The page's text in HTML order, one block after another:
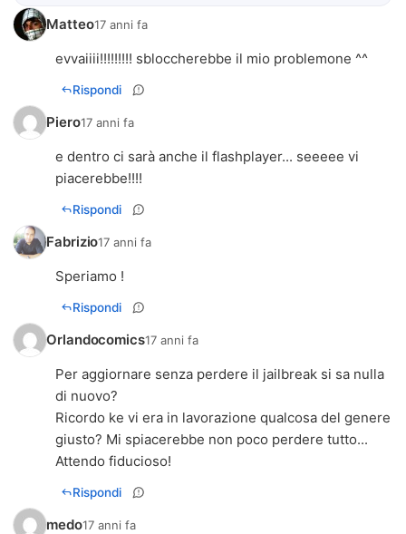
Matteo17 anni fa
evvaiiii!!!!!!!!! sbloccherebbe il mio problemone ^^
Rispondi
Piero17 anni fa
e dentro ci sarà anche il flashplayer... seeeee vi
piacerebbe!!!!
Rispondi
Fabrizio17 anni fa
Speriamo !
Rispondi
Orlandocomics17 anni fa
Per aggiornare senza perdere il jailbreak si sa nulla
di nuovo?
Ricordo ke vi era in lavorazione qualcosa del genere
giusto? Mi spiacerebbe non poco perdere tutto...
Attendo fiducioso!
Rispondi
medo17 anni fa